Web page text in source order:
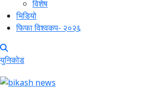
विशेष
भिडियो
फिफा विश्वकप- २०२६
युनिकोड